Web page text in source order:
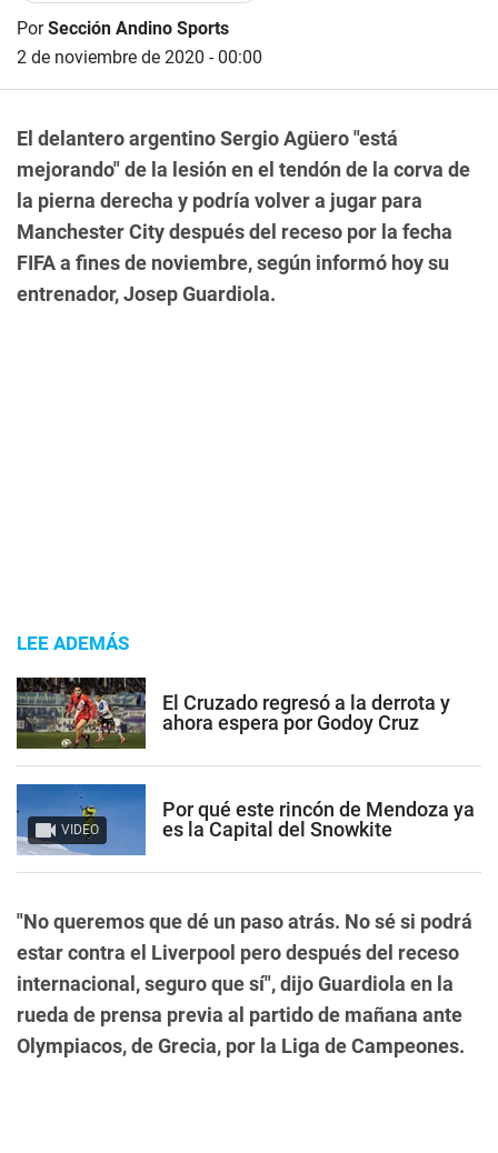
PorSección Andino Sports
2 de noviembre de 2020 - 00:00
El delantero argentino Sergio Agüero "está
mejorando" de la lesión en el tendón de la corva de
la pierna derecha y podría volver a jugar para
Manchester City después del receso por la fecha
FIFA a fines de noviembre, según informó hoy su
entrenador, Josep Guardiola.
LEE ADEMÁS
El Cruzado regresó a la derrota y
ahora espera por Godoy Cruz
VIDEO
Por qué este rincón de Mendoza ya
es la Capital del Snowkite
"No queremos que dé un paso atrás. No sé si podrá
estar contra el Liverpool pero después del receso
internacional, seguro que sí", dijo Guardiola en la
rueda de prensa previa al partido de mañana ante
Olympiacos, de Grecia, por la Liga de Campeones.